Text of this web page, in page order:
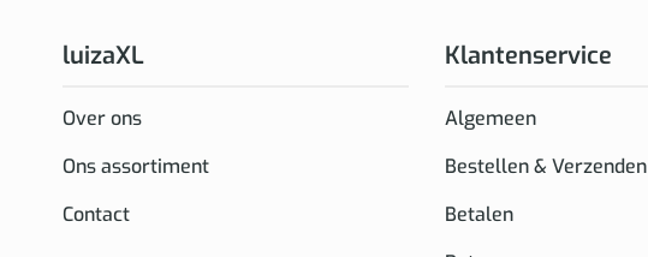
luizaXL
Over ons
Ons assortiment
Contact
Klantenservice
Algemeen
Bestellen & Verzenden
Betalen